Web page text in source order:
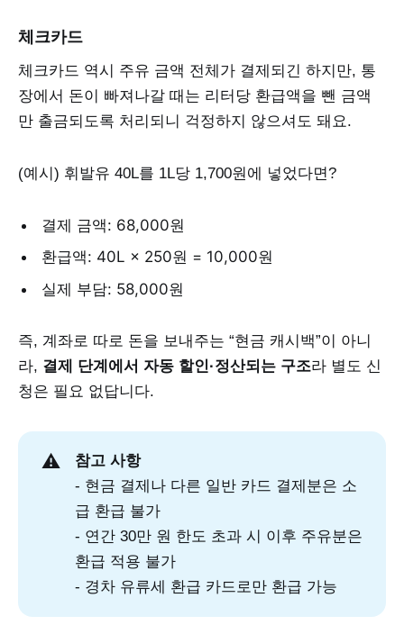
체크카드
체크카드 역시 주유 금액 전체가 결제되긴 하지만, 통
장에서 돈이 빠져나갈 때는 리터당 환급액을 뺀 금액
만 출금되도록 처리되니 걱정하지 않으셔도 돼요.
(예시) 휘발유 40L를 1L당 1,700원에 넣었다면?
결제 금액: 68,000원
환급액: 40L × 250원 = 10,000원
실제 부담: 58,000원
즉, 계좌로 따로 돈을 보내주는 “현금 캐시백”이 아니
라, 결제 단계에서 자동 할인·정산되는 구조라 별도 신
청은 필요 없답니다.
⚠️
참고 사항
- 현금 결제나 다른 일반 카드 결제분은 소
급 환급 불가
- 연간 30만 원 한도 초과 시 이후 주유분은
환급 적용 불가
- 경차 유류세 환급 카드로만 환급 가능